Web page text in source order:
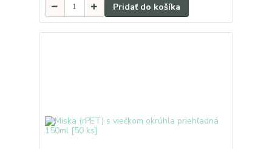
Pridať do košíka